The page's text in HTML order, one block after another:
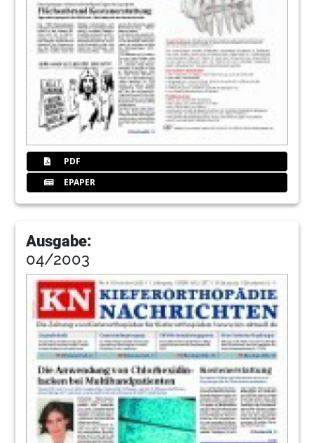
PDF
EPAPER
Ausgabe:
04/2003